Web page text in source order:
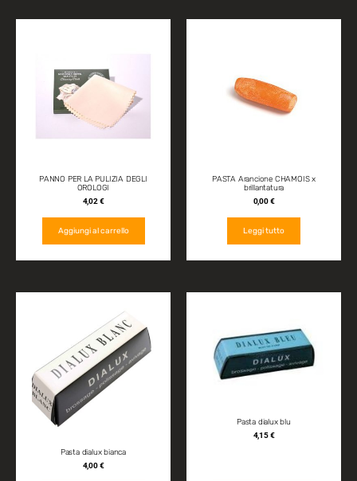
PANNO PER LA PULIZIA DEGLI
OROLOGI
4,02 €
Aggiungi al carrello
PASTA Arancione CHAMOIS x
brillantatura
0,00€
Leggi tutto
Pasta dialux bianca
4,00€
Pasta dialux blu
4,15€